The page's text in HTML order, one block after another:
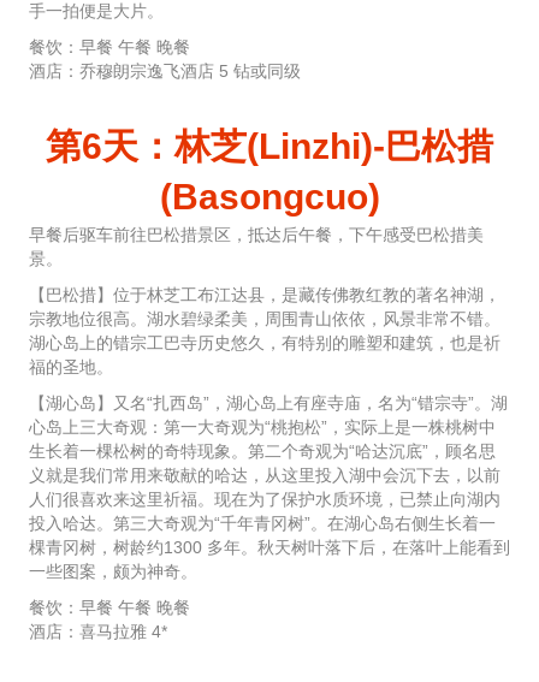
手一拍便是大片。
餐饮：早餐 午餐 晚餐
酒店：乔穆朗宗逸飞酒店 5 钻或同级
第6天：林芝(Linzhi)-巴松措
(Basongcuo)
早餐后驱车前往巴松措景区，抵达后午餐，下午感受巴松措美
景。
【巴松措】位于林芝工布江达县，是藏传佛教红教的著名神湖，
宗教地位很高。湖水碧绿柔美，周围青山依依，风景非常不错。
湖心岛上的错宗工巴寺历史悠久，有特别的雕塑和建筑，也是祈
福的圣地。
【湖心岛】又名“扎西岛”，湖心岛上有座寺庙，名为“错宗寺”。湖
心岛上三大奇观：第一大奇观为“桃抱松”，实际上是一株桃树中
生长着一棵松树的奇特现象。第二个奇观为“哈达沉底”，顾名思
义就是我们常用来敬献的哈达，从这里投入湖中会沉下去，以前
人们很喜欢来这里祈福。现在为了保护水质环境，已禁止向湖内
投入哈达。第三大奇观为“千年青冈树”。在湖心岛右侧生长着一
棵青冈树，树龄约1300 多年。秋天树叶落下后，在落叶上能看到
一些图案，颇为神奇。
餐饮：早餐 午餐 晚餐
酒店：喜马拉雅 4*